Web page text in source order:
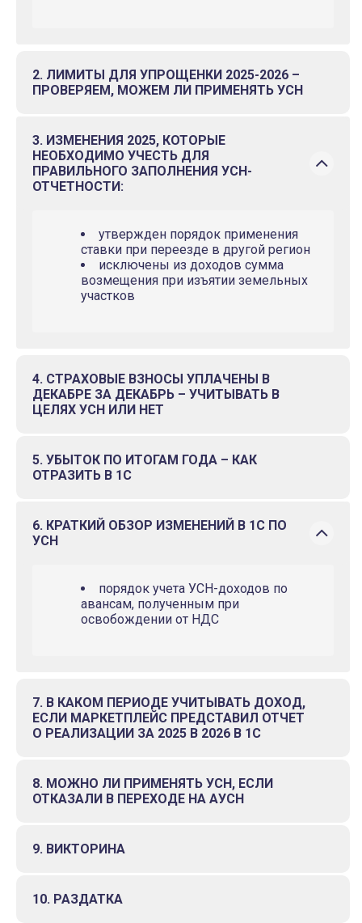
2. ЛИМИТЫ ДЛЯ УПРОЩЕНКИ 2025-2026 –
ПРОВЕРЯЕМ, МОЖЕМ ЛИ ПРИМЕНЯТЬ УСН
3. ИЗМЕНЕНИЯ 2025, КОТОРЫЕ
НЕОБХОДИМО УЧЕСТЬ ДЛЯ
ПРАВИЛЬНОГО ЗАПОЛНЕНИЯ УСН-
ОТЧЕТНОСТИ:
утвержден порядок применения
ставки при переезде в другой регион
исключены из доходов сумма
возмещения при изъятии земельных
участков
4. СТРАХОВЫЕ ВЗНОСЫ УПЛАЧЕНЫ В
ДЕКАБРЕ ЗА ДЕКАБРЬ – УЧИТЫВАТЬ В
ЦЕЛЯХ УСН ИЛИ НЕТ
5. УБЫТОК ПО ИТОГАМ ГОДА – КАК
ОТРАЗИТЬ В 1С
6. КРАТКИЙ ОБЗОР ИЗМЕНЕНИЙ В 1С ПО
УСН
порядок учета УСН-доходов по
авансам, полученным при
освобождении от НДС
7. В КАКОМ ПЕРИОДЕ УЧИТЫВАТЬ ДОХОД,
ЕСЛИ МАРКЕТПЛЕЙС ПРЕДСТАВИЛ ОТЧЕТ
О РЕАЛИЗАЦИИ ЗА 2025 В 2026 В 1С
8. МОЖНО ЛИ ПРИМЕНЯТЬ УСН, ЕСЛИ
ОТКАЗАЛИ В ПЕРЕХОДЕ НА АУСН
9. ВИКТОРИНА
10. РАЗДАТКА